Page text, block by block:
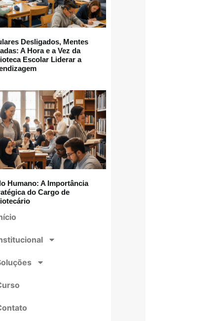
Desligados, Mentes
A Hora e a Vez da
Escolar Liderar a
Humano: A Importância
do Cargo de